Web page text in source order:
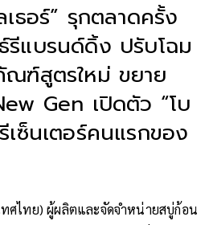
ธอร์” รุกตลาดครั้ง
แบรนด์ดิ้ง ปรับโฉม
ณฑ์สูตรใหม่ ขยาย
Gen เปิดตัว “โบ
ซ็นเตอร์คนแรกของ
ไทย) ผู้ผลิตและจัดจำหน่ายสบู่ก้อน